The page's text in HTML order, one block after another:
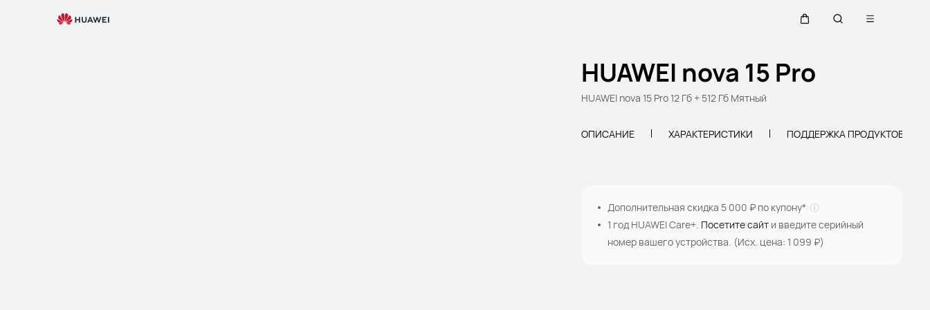
Открыть
HUAWEI nova 15 Pro
HUAWEI nova 15 Pro 12 Гб + 512 Гб Мятный
ОПИСАНИЕ ХАРАКТЕРИСТИКИ ПОДДЕРЖКА ПРОДУКТОВ
Дополнительная скидка 5 000 ₽ по купону*
1 год HUAWEI Care+. Посетите сайт и введите серийный
номер вашего устройства. (Исх. цена: 1 099 ₽)